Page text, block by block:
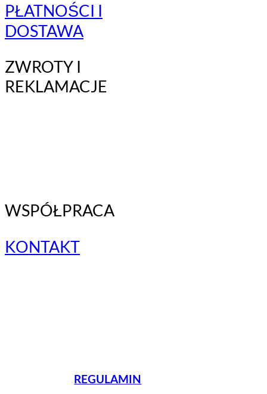
PŁATNOŚCI I
DOSTAWA
ZWROTY I
REKLAMACJE
WSPÓŁPRACA
KONTAKT
REGULAMIN